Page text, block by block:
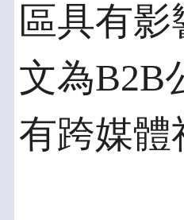
區具有
文為B2B
有跨媒體